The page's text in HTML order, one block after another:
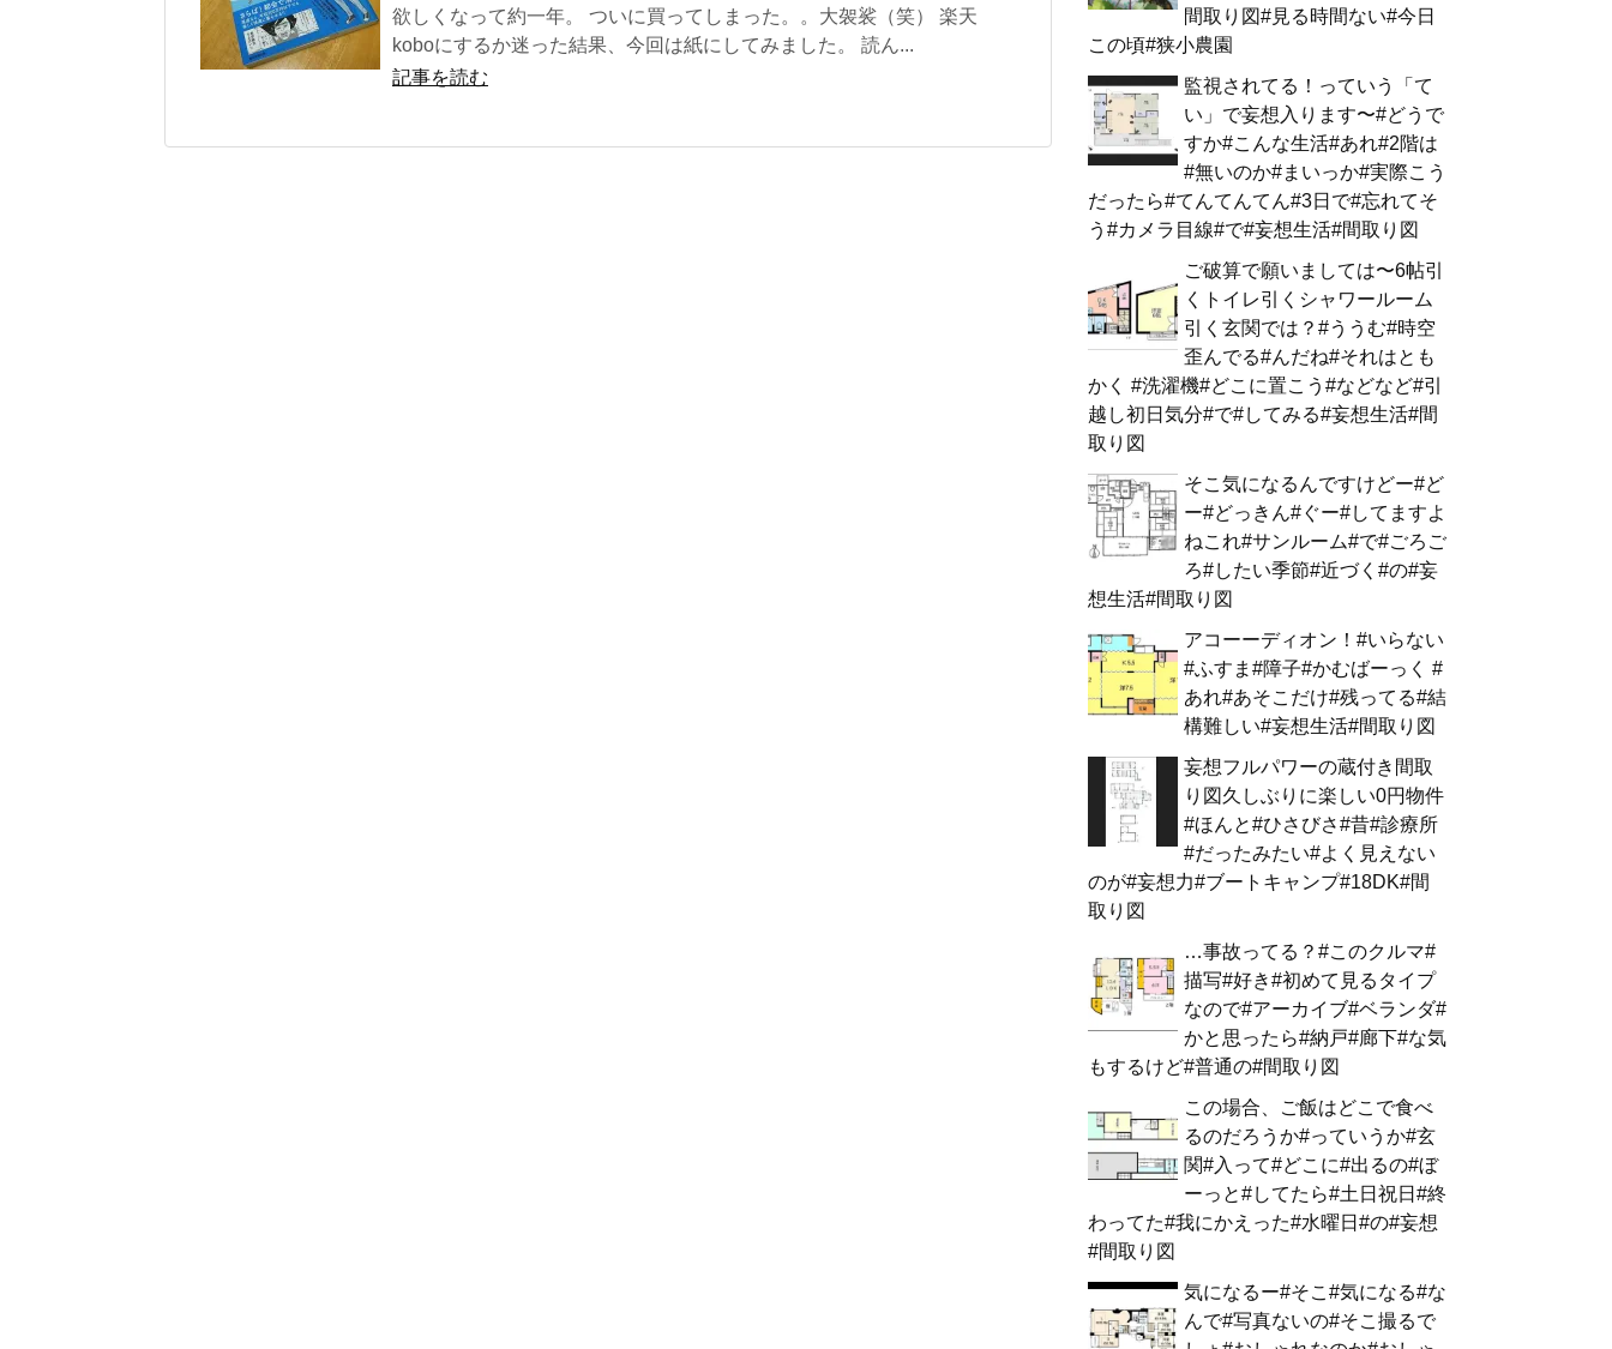
欲しくなって約一年。 ついに買ってしまった。。大袈裟（笑） 楽天
koboにするか迷った結果、今回は紙にしてみました。 読ん...
記事を読む
間取り図#見る時間ない#今日
この頃#狭小農園
監視されてる！っていう「て
い」で妄想入ります〜#どうで
すか#こんな生活#あれ#2階は
#無いのか#まいっか#実際こう
だったら#てんてんてん#3日で#忘れてそ
う#カメラ目線#で#妄想生活#間取り図
ご破算で願いましては〜6帖引
くトイレ引くシャワールーム
引く玄関では？#ううむ#時空
歪んでる#んだね#それはとも
かく #洗濯機#どこに置こう#などなど#引
越し初日気分#で#してみる#妄想生活#間
取り図
そこ気になるんですけどー#ど
ー#どっきん#ぐー#してますよ
ねこれ#サンルーム#で#ごろご
ろ#したい季節#近づく#の#妄
想生活#間取り図
アコーーディオン！#いらない
#ふすま#障子#かむばーっく #
あれ#あそこだけ#残ってる#結
構難しい#妄想生活#間取り図
妄想フルパワーの蔵付き間取
り図久しぶりに楽しい0円物件
#ほんと#ひさびさ#昔#診療所
#だったみたい#よく見えない
のが#妄想力#ブートキャンプ#18DK#間
取り図
…事故ってる？#このクルマ#
描写#好き#初めて見るタイプ
なので#アーカイブ#ベランダ#
かと思ったら#納戸#廊下#な気
もするけど#普通の#間取り図
この場合、ご飯はどこで食べ
るのだろうか#っていうか#玄
関#入って#どこに#出るの#ぼ
ーっと#してたら#土日祝日#終
わってた#我にかえった#水曜日#の#妄想
#間取り図
気になるー#そこ#気になる#な
んで#写真ないの#そこ撮るで